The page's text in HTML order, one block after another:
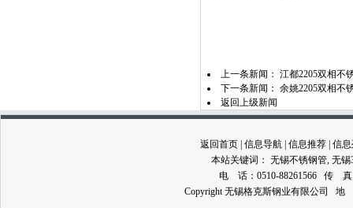
上一条新闻： 江都2205双相不
下一条新闻： 余姚2205双相不
返回上级新闻
返回首页 信息导航 信息推荐 信
本站关键词： 无锡不锈钢管, 无锡
电 话：0510-88261566 传 真
Copyright 无锡格克斯钢业有限公司